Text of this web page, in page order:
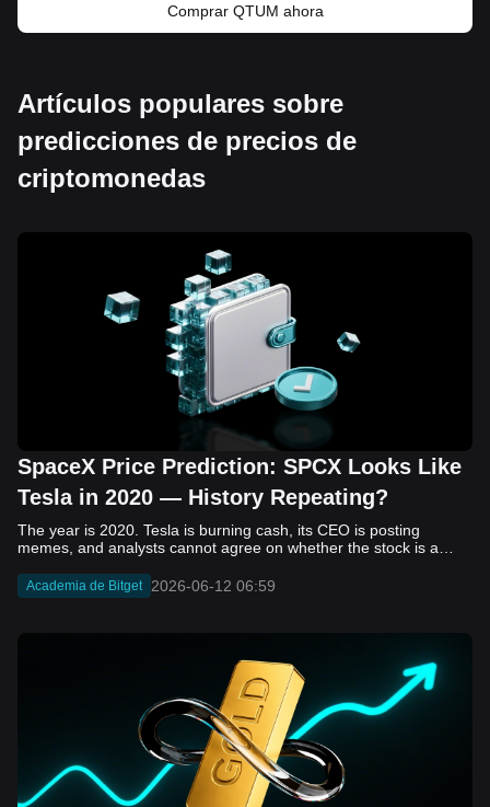
Comprar QTUM ahora
Artículos populares sobre
predicciones de precios de
criptomonedas
SpaceX Price Prediction: SPCX Looks Like
Tesla in 2020 — History Repeating?
The year is 2020. Tesla is burning cash, its CEO is posting memes, and analysts cannot agree on whether the stock is a generational opportunity or an elaborate joke. Now replace Tesla with SpaceX. Replace 2020 with 2026. The debate looks almost identical, and SPCX is set to hit the Nasdaq on June 12. The offering price is $135 per share. The implied valuation is $1.75 trillion. For anyone who watched Tesla run 700% that year, the pattern is hard to unsee. History does not repeat, but it rhymes often enough to pay attention. Before sizing into SPCX on day one, investors need to understand what actually drove Tesla's re-rating, whether SpaceX has the same ingredients, and where the comparison quietly falls apart. That is what this piece covers, with numbers. Five structural parallels that make SPCX feel like TSLA 2020. Five critical differences that could make trade painful. And the exact price levels and execution metrics will tell you whether this rocket clears the atmosphere or comes apart on ascent. Tesla in 2020 — The Flashback Every Investor Needs To understand the TSLA/SPCX parallel, you need to remember what Tesla actually looked like at the start of 2020. Not in hindsight. Through the eyes of a skeptic. Tesla, Inc. (TSLA) Price History Source: Yahoo Finance In January of that year, Tesla was trading at roughly $28 on a split-adjusted basis. The company had just barely posted its first full-year GAAP profit, capping nearly a decade of consecutive annual losses. Revenue was growing fast, but the valuation was already uncomfortable by any conventional measure. The price-to-earnings ratio peaked at 940x by Q4 2020, a number that triggered every value screen on the planet. The bear case was loud and well-reasoned. Tesla was a car company with car-company margins, going up against century-old manufacturers with far deeper pockets. The stock had already run hard. Every rational DCF model said it was overvalued. Then the narrative shifted. Not because of a single earnings beat or a product launch. The market collectively decided that Tesla was not a car company. It was a clean energy platform, a software business, a battery technology leader, and a self-driving AI play, all in one ticker. Once that frame took hold, traditional valuation metrics lost their grip as anchors. Retail investors piled in. Institutional funds that had stayed on the sidelines were forced to buy when Tesla was added to the SP 500 in December. The feedback loop closed hard and fast. By the end of 2020, the stock had risen 743% from its March lows, making it the largest company ever added to the index at the time of inclusion. The lesson is not that Tesla was cheap. It was not. The lesson is that Tesla's 2020 rally had almost nothing to do with fundamentals catching up to price. It was the market repricing the total addressable market and the probability of dominance. That distinction is the entire reason the SPCX conversation is worth having. The Parallel — Why SPCX Feels Like TSLA 2020 The similarities between SpaceX today and Tesla in 2020 are not superficial. They span five structural dimensions that matter to how markets re-rate a stock. The visionary founder effect: Tesla in 2020 was inseparable from Elon Musk. His vision, execution record, and ability to shape investor narratives were central to the thesis. SpaceX in 2026 is similar. Investors are not just buying a launch company; they are buying a vision of a multi-planetary future and a global communications network powered by Starlink. That founder premium is powerful, but it also creates key-person risk. Unprofitable on paper, but the underlying business is real: SpaceX’s headline GAAP losses may appear concerning, but adjusted EBITDA and Starlink’s profitability suggest the core business is already generating substantial economic value. Tesla investors who looked beyond reported losses before 2020 were ultimately rewarded. The question is whether SpaceX merits the same long-term patience. Dominant in a market that is just getting started: Tesla led the EV market just as adoption began accelerating. SpaceX occupies a similar position in the emerging space economy. Starlink has already achieved global scale, while Starship could dramatically lower launch costs if commercial operations mature, potentially reshaping the economics of the entire industry. A valuation that does not make sense on traditional metrics, and may not need to: SpaceX’s valuation appears extreme by conventional measures, much like Tesla’s did in 2020. Traditional valuation frameworks are not necessarily wrong, but when a company is creating a new category, they may fail to capture the scale of future opportunities. Retail conviction meets institutional hesitation: Tesla’s 2020 rally was fueled by strong retail demand and skepticism from many institutional investors. SpaceX could follow a similar path, with intense retail enthusiasm, cautious institutions, and potential future index inclusion creating demand that extends beyond near-term fundamentals. The Bull Case — If History Repeats If the Tesla 2020 parallel holds, what does the upside actually look like in numbers? Starlink's ceiling is much higher than $11.4 billion: Starlink still reaches only a fraction of its addressable market. With Starship enabling faster and cheaper satellite deployment, analysts project Starlink revenue could reach $30 to $50 billion annually by 2030. At a 40% operating margin, that implies $12 to $20 billion in operating profit from Starlink alone. Starship changes the economics of everything: If commercial Starship operations begin in the second half of 2026, the impact goes beyond lower launch costs. It could unlock new markets, accelerate satellite deployment, and reshape the economics of the entire launch industry. Even partial success would imply a much larger company than what traditional valuation models capture today. A Mars mission timeline becomes the narrative re-rating catalyst: Tesla’s re-rating happened when EV adoption moved from fringe to mainstream consensus. For SpaceX, the equivalent moment could come when a credible human Mars transit shifts from vision to scheduled mission. That would be less a financial event than a narrative event, and narrative events are what drive extreme re-ratings. The price target scenarios, modeled on Starlink growth and Starship commercialization, look like this: Scenario Implied Price by 2030 Basis Base Case $200 to $250 Starlink at $25B revenue, 35x EV/Revenue Bull Case $300 to $400 Starlink at $40B plus Starship commercial ops at scale Extreme Bull $500+ Full narrative re-rating plus index inclusion demand shock One more number worth sitting with: if SPCX mirrors Tesla’s exact 2020 to 2021 trajectory, a 700% move from the IPO price implies roughly $1,080 per share and a market cap above $14 trillion. That is not a price target. It is a thought experiment about maximum narrative compression when the market decides a company is no longer just a company, but a civilizational bet. The Bear Case — Where the Analogy Breaks Down The Tesla parallel is compelling, but incomplete. There are five places where the comparison breaks down, and ignoring them is how investors get hurt. SpaceX's biggest customer is the government: Tesla in 2020 was a consumer business with diversified demand from individual buyers. SpaceX is different. A meaningful share of revenue comes from NASA, the Department of Defense, and other government agencies. That makes SpaceX partly a defense and aerospace contractor, with budget, policy, and political risks Tesla never faced. You are buying the economics without the control: Public investors may participate in the upside, but Class A shares carry little meaningful voting power. Elon Musk retains strategic control. That may support the founder premium, but it also means shareholders have limited recourse if priorities shift, attention drifts, or decisions favor long-term missions over near-term profitability. Regulatory risk is structural, not episodic: Tesla faced regulatory scrutiny, but SpaceX depends on approvals for launches, environmental reviews, and commercial space operations. A major launch failure, extended FAA hold, or policy shift could delay Starship, slow Starlink deployment, and damage the growth narrative at the wrong time. The valuation math is genuinely difficult to defend: At a $1.75 trillion valuation, SpaceX is priced as if several major outcomes have already gone right: scaled Starship operations, massive Starlink growth, and a Mars-driven narrative premium. Reasonable base-case valuations sit far below the IPO price, meaning investors are effectively paying for the bull case upfront. The 2022 lesson exists and should not be dismissed: Tesla’s 2020 surge was followed by a brutal 2022 drawdown. The same retail conviction and founder premium that powered the rally became liabilities when sentiment turned. If SPCX follows the Tesla path, investors must account for both the euphoric upside and the volatility that may follow. The Tokenized Futures Signal — What Pre-Market Activity Is Telling Us Before SPCX officially trades on Nasdaq, there is already a market pricing it: the on-chain tokenized futures market on Bitget. Tokenized futures offer a live sentiment read: SPCXUSDT perpetual contracts have created real-time price discovery before the IPO. This matters because the participant base is retail-heavy, global, and conviction-driven, making it a useful signal traditional IPO indicators may miss. Positive funding suggests long-side enthusiasm: If funding rates remain persistently positive, traders are paying a premium to stay long. That points to strong retail conviction and limited short-side p
Academia de Bitget 2026-06-12 06:59